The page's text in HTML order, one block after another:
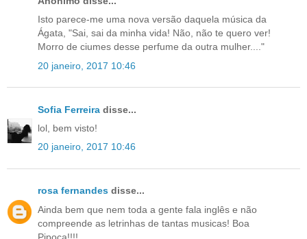
Isto parece-me uma nova versão daquela música da
Ágata, "Sai, sai da minha vida! Não, não te quero ver!
Morro de ciumes desse perfume da outra mulher...."
20 janeiro, 2017 10:46
Sofia Ferreira disse...
lol, bem visto!
20 janeiro, 2017 10:46
rosa fernandes disse...
Ainda bem que nem toda a gente fala inglês e não
compreende as letrinhas de tantas musicas! Boa
Pipoca!!!!